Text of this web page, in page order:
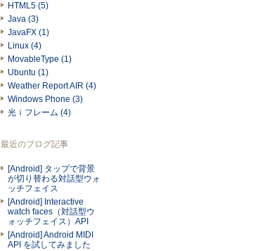
HTML5 (5)
Java (3)
JavaFX (1)
Linux (4)
MovableType (1)
Ubuntu (1)
Weather Report AIR (4)
Windows Phone (3)
光ｉフレーム (4)
最近のブログ記事
[Android] タップで背景
が切り替わる対話型ウォ
ッチフェイス
[Android] Interactive
watch faces（対話型ウ
ォッチフェイス）API
[Android] Android MIDI
API を試してみました